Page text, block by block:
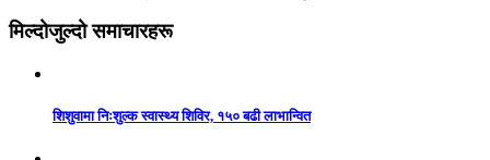
मिल्दोजुल्दो समाचारहरू
शिशुवामा निःशुल्क स्वास्थ्य शिविर, १५० बढी लाभान्वित